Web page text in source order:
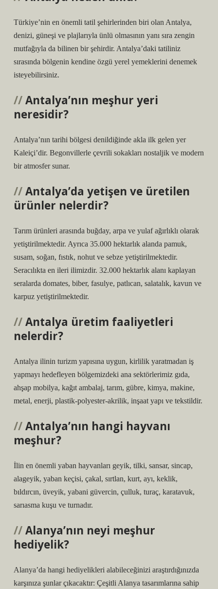
Türkiye’nin en önemli tatil şehirlerinden biri olan Antalya,
denizi, güneşi ve plajlarıyla ünlü olmasının yanı sıra zengin
mutfağıyla da bilinen bir şehirdir. Antalya’daki tatiliniz
sırasında bölgenin kendine özgü yerel yemeklerini denemek
isteyebilirsiniz.
Antalya’nın meşhur yeri
neresidir?
Antalya’nın tarihi bölgesi denildiğinde akla ilk gelen yer
Kaleiçi’dir. Begonvillerle çevrili sokakları nostaljik ve modern
bir atmosfer sunar.
Antalya’da yetişen ve üretilen
ürünler nelerdir?
Tarım ürünleri arasında buğday, arpa ve yulaf ağırlıklı olarak
yetiştirilmektedir. Ayrıca 35.000 hektarlık alanda pamuk,
susam, soğan, fıstık, nohut ve sebze yetiştirilmektedir.
Seracılıkta en ileri ilimizdir. 32.000 hektarlık alanı kaplayan
seralarda domates, biber, fasulye, patlıcan, salatalık, kavun ve
karpuz yetiştirilmektedir.
Antalya üretim faaliyetleri
nelerdir?
Antalya ilinin turizm yapısına uygun, kirlilik yaratmadan iş
yapmayı hedefleyen bölgemizdeki ana sektörlerimiz gıda,
ahşap mobilya, kağıt ambalaj, tarım, gübre, kimya, makine,
metal, enerji, plastik-polyester-akrilik, inşaat yapı ve tekstildir.
Antalya’nın hangi hayvanı
meşhur?
İlin en önemli yaban hayvanları geyik, tilki, sansar, sincap,
alageyik, yaban keçisi, çakal, sırtlan, kurt, ayı, keklik,
bıldırcın, üveyik, yabani güvercin, çulluk, turaç, karatavuk,
sarıasma kuşu ve turnadır.
Alanya’nın neyi meşhur
hediyelik?
Alanya’da hangi hediyelikleri alabileceğinizi araştırdığınızda
karşınıza şunlar çıkacaktır: Çeşitli Alanya tasarımlarına sahip